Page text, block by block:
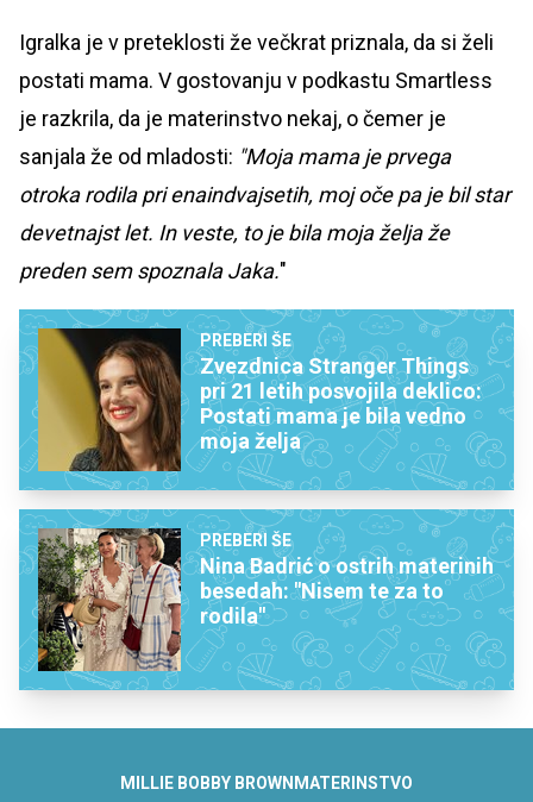
Igralka je v preteklosti že večkrat priznala, da si želi
postati mama. V gostovanju v podkastu Smartless
je razkrila, da je materinstvo nekaj, o čemer je
sanjala že od mladosti: "Moja mama je prvega
otroka rodila pri enaindvajsetih, moj oče pa je bil star
devetnajst let. In veste, to je bila moja želja že
preden sem spoznala Jaka."
PREBERI ŠE
Zvezdnica Stranger Things
pri 21 letih posvojila deklico:
Postati mama je bila vedno
moja želja
PREBERI ŠE
Nina Badrić o ostrih materinih
besedah: "Nisem te za to
rodila"
MILLIE BOBBY BROWN MATERINSTVO